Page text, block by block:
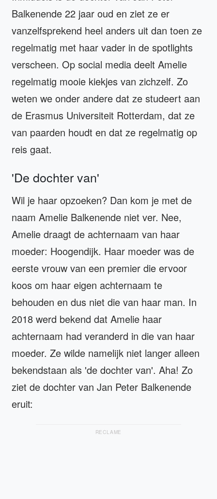
Balkenende 22 jaar oud en ziet ze er
vanzelfsprekend heel anders uit dan toen ze
regelmatig met haar vader in de spotlights
verscheen. Op social media deelt Amelie
regelmatig mooie kiekjes van zichzelf. Zo
weten we onder andere dat ze studeert aan
de Erasmus Universiteit Rotterdam, dat ze
van paarden houdt en dat ze regelmatig op
reis gaat.
'De dochter van'
Wil je haar opzoeken? Dan kom je met de
naam Amelie Balkenende niet ver. Nee,
Amelie draagt de achternaam van haar
moeder: Hoogendijk. Haar moeder was de
eerste vrouw van een premier die ervoor
koos om haar eigen achternaam te
behouden en dus niet die van haar man. In
2018 werd bekend dat Amelie haar
achternaam had veranderd in die van haar
moeder. Ze wilde namelijk niet langer alleen
bekendstaan als 'de dochter van'. Aha! Zo
ziet de dochter van Jan Peter Balkenende
eruit:
RECLAME